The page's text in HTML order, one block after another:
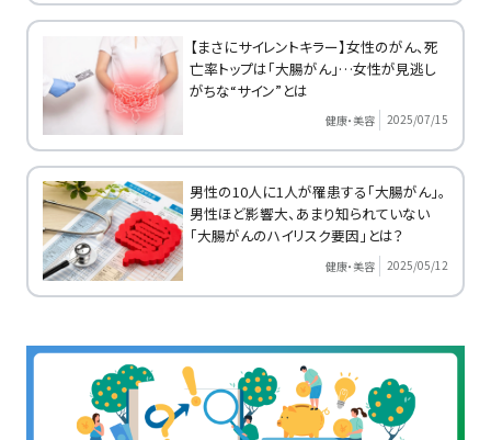
【まさにサイレントキラー】女性のがん、死
亡率トップは「大腸がん」…女性が見逃し
がちな“サイン”とは
健康・美容 2025/07/15
男性の10人に1人が罹患する「大腸がん」。
男性ほど影響大、あまり知られていない
「大腸がんのハイリスク要因」とは？
健康・美容 2025/05/12